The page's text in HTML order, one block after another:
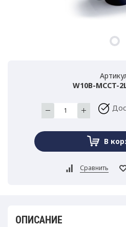
W10B-MCCT-
ОПИСАНИЕ